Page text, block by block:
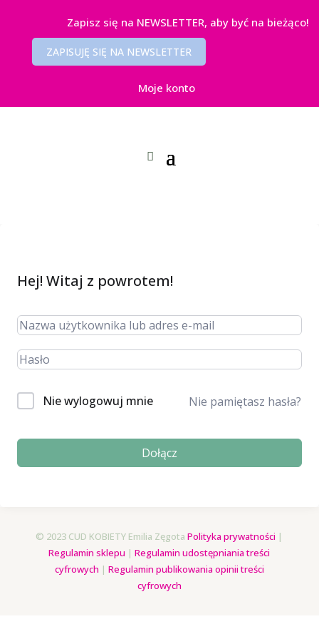
Zapisz się na NEWSLETTER, aby być na bieżąco!
ZAPISUJĘ SIĘ NA NEWSLETTER
Moje konto
Hej! Witaj z powrotem!
Nie wylogowuj mnie Nie pamiętasz hasła?
Dołącz
© 2023 CUD KOBIETY Emilia ZęgotaPolityka prywatności |
Regulamin sklepu |Regulamin udostępniania treści
cyfrowych | Regulamin publikowania opinii treści
cyfrowych